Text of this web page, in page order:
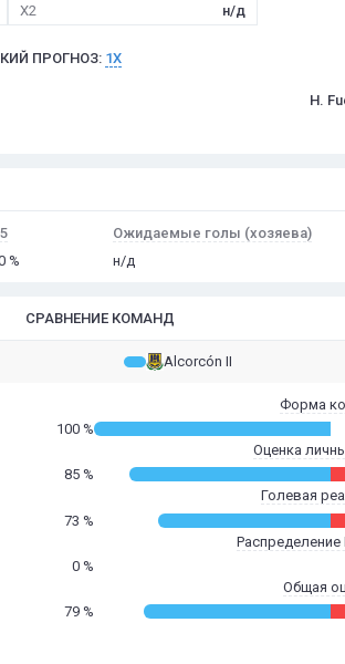
X2 н/д
ПРОГНОЗ: 1X
H.
%
Ожидаемые голы (хозяева)
н/д
СРАВНЕНИЕ КОМАНД
Alcorcón II
Форма
100 %
Оценка
85 %
Голевая
73 %
Распределение
0 %
Общая
79 %